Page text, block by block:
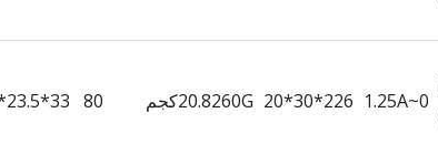
0~1.25A
226*30*20
260G20.8كجم 80
33*23.5*29.5